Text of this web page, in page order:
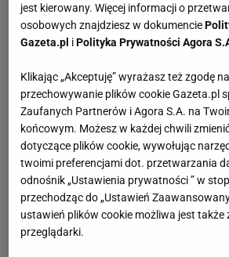
jest kierowany. Więcej informacji o
osobowych znajdziesz w dokumencie
Gazeta.pl iPolityka Prywatności Agora
Klikając „Akceptuję” wyrażasz też zgodę
przechowywanie plików cookie Gazeta.pl
Zaufanych Partnerów i Agora S.A. na
końcowym. Możesz w każdej chwili
dotyczące plików cookie, wywołując
twoimi preferencjami dot. przetwarzania
odnośnik „Ustawienia prywatności ” w
przechodząc do „Ustawień
ustawień plików cookie możliwa jest także
przeglądarki.